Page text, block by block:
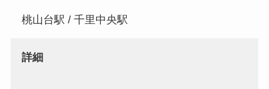
桃山台駅 / 千里中央駅
詳細